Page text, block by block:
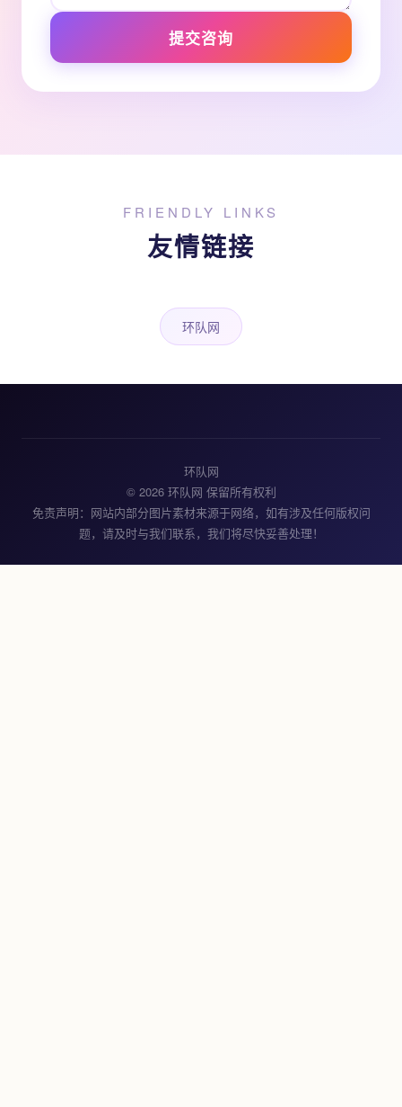
提交咨询
FRIENDLY LINKS
友情链接
环队网
环队网
© 2026 环队网 保留所有权利
免责声明：网站内部分图片素材来源于网络，如有涉及任何版权问
题，请及时与我们联系，我们将尽快妥善处理！